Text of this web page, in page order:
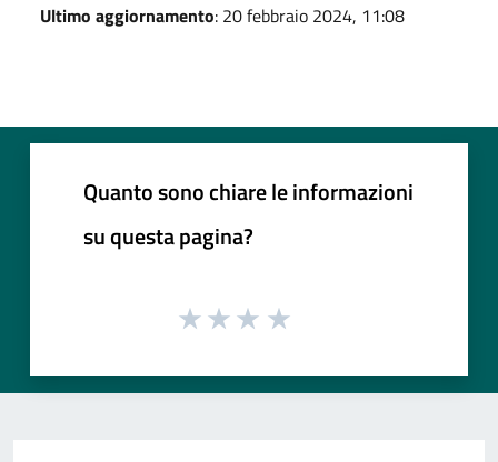
Ultimo aggiornamento: 20 febbraio 2024, 11:08
Quanto sono chiare le informazioni
su questa pagina?